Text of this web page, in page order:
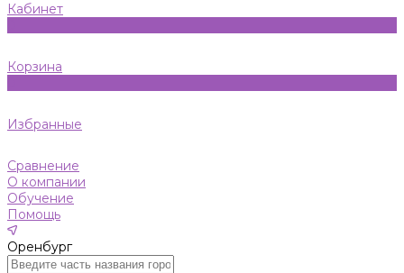
Кабинет
Корзина
Избранные
Сравнение
О компании
Обучение
Помощь
Оренбург